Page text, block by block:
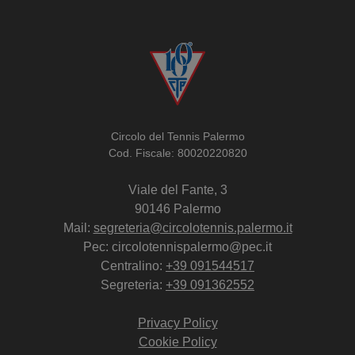
Circolo del Tennis Palermo
Cod. Fiscale: 80020220820
Viale del Fante, 3
90146 Palermo
Mail: segreteria@circolotennis.palermo.it
Pec: circolotennispalermo@pec.it
Centralino: +39 091544517
Segreteria: +39 091362552
Privacy Policy
Cookie Policy